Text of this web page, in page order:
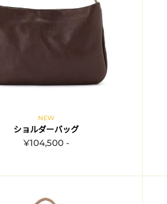
NEW
ショルダーバッグ
¥104,500 -